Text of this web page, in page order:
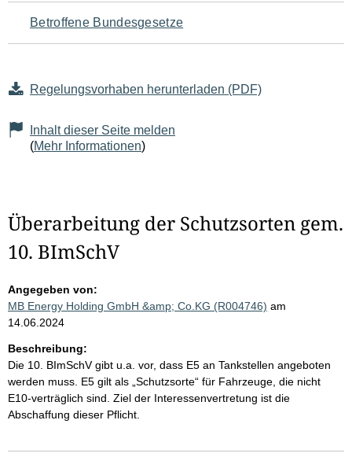
Seiteninhalt
Betroffene Bundesgesetze
Regelungsvorhaben herunterladen (PDF)
Inhalt dieser Seite melden
(Mehr Informationen)
Überarbeitung der Schutzsorten gem.
10. BImSchV
Angegeben von:
MB Energy Holding GmbH &amp; Co.KG (R004746) am
14.06.2024
Beschreibung:
Die 10. BImSchV gibt u.a. vor, dass E5 an Tankstellen angeboten
werden muss. E5 gilt als „Schutzsorte“ für Fahrzeuge, die nicht
E10-verträglich sind. Ziel der Interessenvertretung ist die
Abschaffung dieser Pflicht.